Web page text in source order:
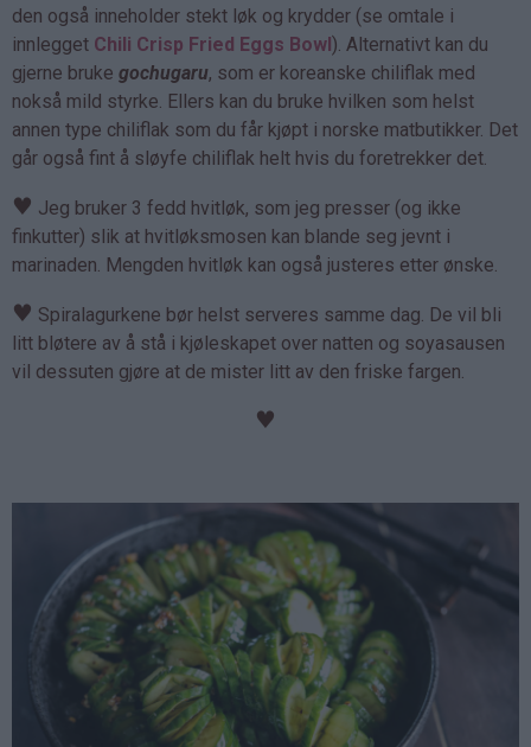
den også inneholder stekt løk og krydder (se omtale i
innlegget Chili Crisp Fried Eggs Bowl). Alternativt kan du
gjerne bruke gochugaru, som er koreanske chiliflak med
nokså mild styrke. Ellers kan du bruke hvilken som helst
annen type chiliflak som du får kjøpt i norske matbutikker. Det
går også fint å sløyfe chiliflak helt hvis du foretrekker det.
♥ Jeg bruker 3 fedd hvitløk, som jeg presser (og ikke
finkutter) slik at hvitløksmosen kan blande seg jevnt i
marinaden. Mengden hvitløk kan også justeres etter ønske.
♥ Spiralagurkene bør helst serveres samme dag. De vil bli
litt bløtere av å stå i kjøleskapet over natten og soyasausen
vil dessuten gjøre at de mister litt av den friske fargen.
♥